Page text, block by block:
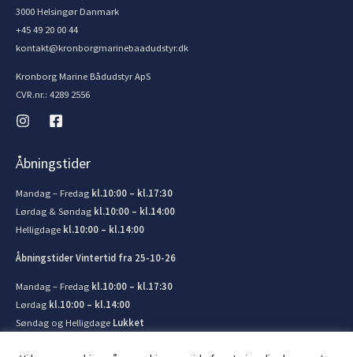
3000 Helsingør Danmark
+45 49 20 00 44
kontakt@kronborgmarinebaadudstyr.dk
Kronborg Marine Bådudstyr ApS
CVR.nr.: 4289 2556
Åbningstider
Mandag – Fredag kl.10:00 – kl.17:30
Lørdag & Søndag kl.10:00 – kl.14:00
Helligdage kl.10:00 – kl.14:00
Åbningstider Vintertid fra 25-10-26
Mandag – Fredag kl.10:00 – kl.17:30
Lørdag kl.10:00 – kl.14:00
Søndag og Helligdage Lukket